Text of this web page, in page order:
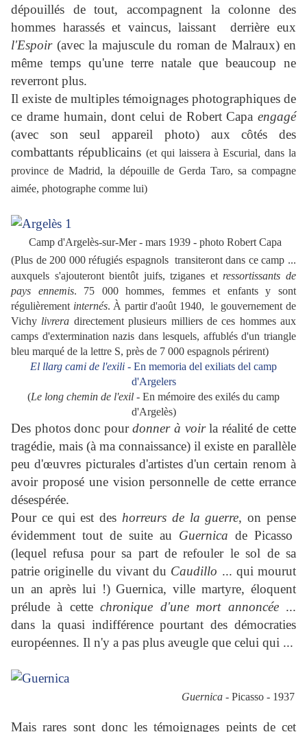
dépouillés de tout, accompagnent la colonne des
hommes harassés et vaincus, laissant derrière eux
l'Espoir(avec la majuscule du roman de Malraux) en
même temps qu'une terre natale que beaucoup ne
reverront plus.
Il existe de multiples témoignages photographiques de
ce drame humain, dont celui de Robert Capa engagé
(avec son seul appareil photo) aux côtés des
combattants républicains (et qui laissera à Escurial
dans la
province de Madrid, la dépouille de Gerda Taro, sa compagne
aimée, photographe comme lui)
Camp d'Argelès-sur-Mer - mars 1939 - photo Robert Capa
(Plus de 200 000 réfugiés espagnols transiteront dans ce camp ...
auxquels s'ajouteront bientôt juifs, tziganes et ressortissants de
pays
ennemis. 75 000 hommes, femmes et enfants y sont
régulièrement internés. À partir d'août 1940, le gouvernement de
Vichy livrera directement plusieurs milliers de ces hommes aux
camps d'extermination nazis dans lesquels, affublés d'un triangle
bleu marqué de la lettre S, près de 7 000 espagnols périrent)
El llarg cami de l'exili - En memoria del exiliats del camp
d'Argelers
(Le long chemin de l'exil - En mémoire des exilés du camp
d'Argelès)
Des photos donc pourdonner à voirla réalité de cette
tragédie, mais (à ma connaissance) il existe en parallèle
peu d'œuvres picturales d'artistes d'un certain renom à
avoir proposé une vision personnelle de cette errance
désespérée.
Pour ce qui est des horreurs de la guerre, on pense
évidemment tout de suite au Guernica de Picasso
(lequel refusa pour sa part de refouler le sol de sa
patrie originelle du vivant du Caudillo ... qui mourut
un an après lui !) Guernica, ville martyre, éloquent
prélude à cettechronique d'une mort annoncée ...
dans la quasi indifférence pourtant des démocraties
européennes. Il n'y a pas plus aveugle que celui qui ...
Guernica - Picasso - 1937
Mais rares sont donc les témoignages peints de cet